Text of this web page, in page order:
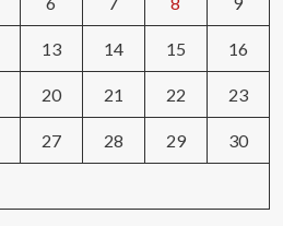
13 14 15 16
20 21 22 23
27 28 29 30